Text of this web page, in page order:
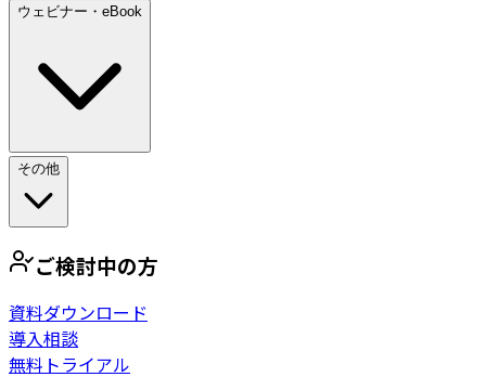
ウェビナー・eBook
その他
ご検討中の方
資料ダウンロード
導入相談
無料トライアル